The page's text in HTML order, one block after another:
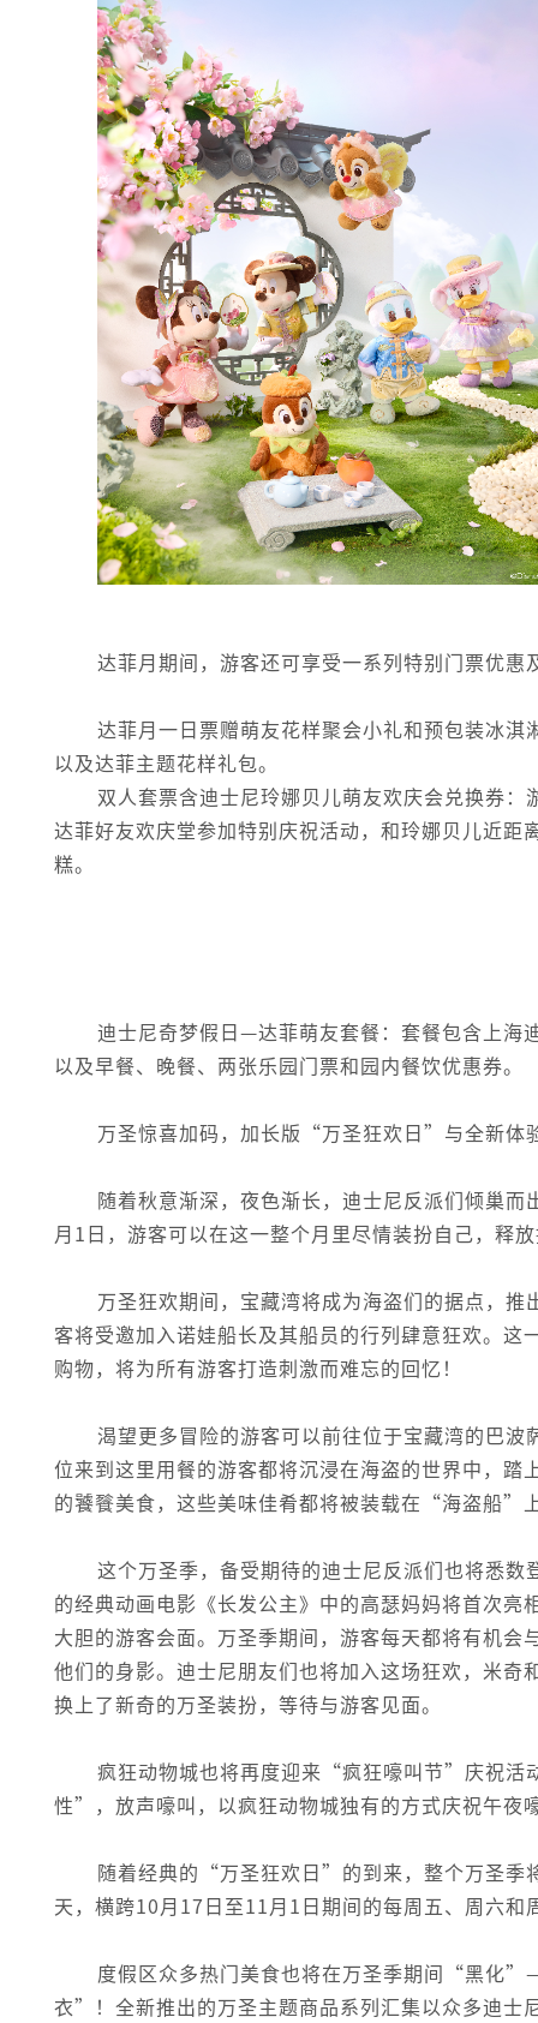
达菲月期间，游客还可享受一系列特别门票优惠
达菲月一日票赠萌友花样聚会小礼和预包装冰
以及达菲主题花样礼包。
双人套票含迪士尼玲娜贝儿萌友欢庆会兑换券
达菲好友欢庆堂参加特别庆祝活动，和玲娜贝儿近
糕。
迪士尼奇梦假日—达菲萌友套餐：套餐包含上海
以及早餐、晚餐、两张乐园门票和园内餐饮优惠券。
万圣惊喜加码，加长版“万圣狂欢日”与全新体
随着秋意渐深，夜色渐长，迪士尼反派们倾巢
月1日，游客可以在这一整个月里尽情装扮自己，释
万圣狂欢期间，宝藏湾将成为海盗们的据点，
客将受邀加入诺娃船长及其船员的行列肆意狂欢。
购物，将为所有游客打造刺激而难忘的回忆！
渴望更多冒险的游客可以前往位于宝藏湾的巴
位来到这里用餐的游客都将沉浸在海盗的世界中，
的饕餮美食，这些美味佳肴都将被装载在“海盗船”
这个万圣季，备受期待的迪士尼反派们也将悉
的经典动画电影《长发公主》中的高瑟妈妈将首次
大胆的游客会面。万圣季期间，游客每天都将有机
他们的身影。迪士尼朋友们也将加入这场狂欢，米
换上了新奇的万圣装扮，等待与游客见面。
疯狂动物城也将再度迎来“疯狂嚎叫节”庆祝
性”，放声嚎叫，以疯狂动物城独有的方式庆祝午夜
随着经典的“万圣狂欢日”的到来，整个万圣
天，横跨10月17日至11月1日期间的每周五、周六
度假区众多热门美食也将在万圣季期间“黑化
衣”！全新推出的万圣主题商品系列汇集以众多迪士